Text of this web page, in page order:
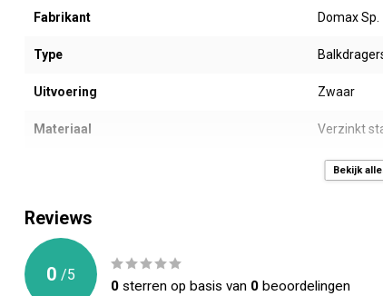
Fabrikant Domax Sp.
Type
Uitvoering Zwaar
Materiaal Verzinkt
DX51D +
Afmeting AxBxC (mm)
Netto binnenmaat/balkmaat (mm) 45 x 97 mm
Bekijk
Reviews
0 /5
0 sterren op basis van 0 beoordelingen